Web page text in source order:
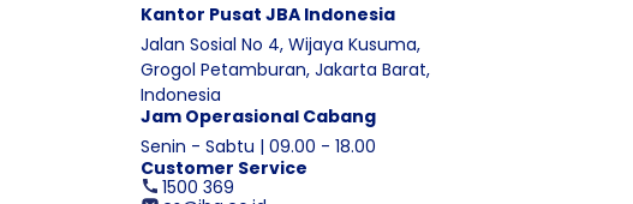
Kantor Pusat JBA Indonesia
Jalan Sosial No 4, Wijaya Kusuma,
Grogol Petamburan, Jakarta Barat,
Indonesia
Jam Operasional Cabang
Senin - Sabtu | 09.00 - 18.00
Customer Service
1500 369